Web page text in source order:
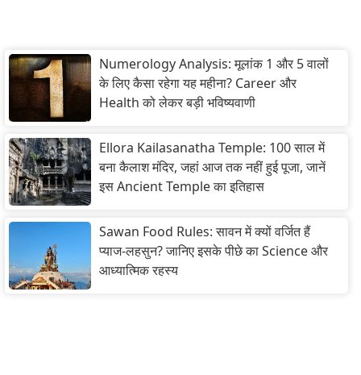
Numerology Analysis: मूलांक 1 और 5 वालों
के लिए कैसा रहेगा यह महीना? Career और
Health को लेकर बड़ी भविष्यवाणी
Ellora Kailasanatha Temple: 100 साल में
बना कैलाश मंदिर, जहां आज तक नहीं हुई पूजा, जानें
इस Ancient Temple का इतिहास
Sawan Food Rules: सावन में क्यों वर्जित हैं
प्याज-लहसुन? जानिए इसके पीछे का Science और
आध्यात्मिक रहस्य